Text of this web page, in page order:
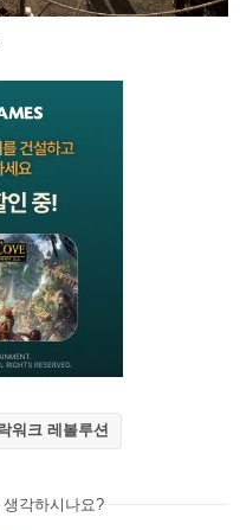
워크 레볼루션
각하시나요?